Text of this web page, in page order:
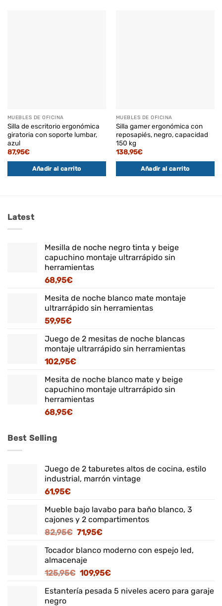
MUEBLES DE OFICINA
Silla de escritorio ergonómica
giratoria con soporte lumbar,
azul
87,95€
Añadir al carrito
MUEBLES DE OFICINA
Silla gamer ergonómica con
reposapiés, negro, capacidad
150 kg
138,95€
Añadir al carrito
Latest
Mesilla de noche negro tinta y beige
capuchino montaje ultrarrápido sin
herramientas
68,95€
Mesita de noche blanco mate montaje
ultrarrápido sin herramientas
59,95€
Juego de 2 mesitas de noche blancas
montaje ultrarrápido sin herramientas
102,95€
Mesita de noche blanco mate y beige
capuchino montaje ultrarrápido sin
herramientas
68,95€
Best Selling
Juego de 2 taburetes altos de cocina, estilo
industrial, marrón vintage
61,95€
Mueble bajo lavabo para baño blanco, 3
cajones y 2 compartimentos
82,95€ El
original
era:
82,95€.
71,95€El
actual
71,95€.
Tocador blanco moderno con espejo led,
almacenaje
125,95€ El
original
109,95€El
actual
Estantería pesada 5 niveles acero para garaje
negro